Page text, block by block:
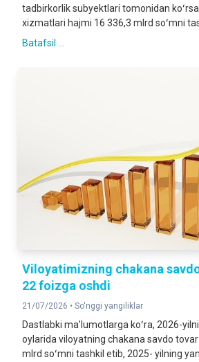
tadbirkorlik subyektlari tomonidan
xizmatlari hajmi 16 336,3 mlrd soʻmni
Batafsil ...
Viloyatimizning chakana
22 foizga oshdi
21/07/2026 • So'nggi yangiliklar
Dastlabki maʼlumotlarga koʻra, 2026-
oylarida viloyatning chakana savdo
mlrd soʻmni tashkil etib, 2025- yilning